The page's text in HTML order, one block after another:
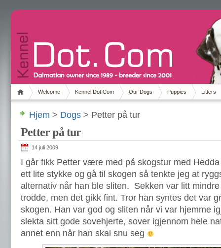
Welcome Kennel Dot.Com Our Dogs Puppies Litters
Hjem > Dogs > Petter på tur
Petter på tur
14 juli 2009
I går fikk Petter være med på skogstur med
ett lite stykke og gå til skogen så tenkte jeg at
alternativ når han ble sliten. Sekken var litt
trodde, men det gikk fint. Tror han syntes det var
skogen. Han var god og sliten når vi var hjemme
slekta sitt gode sovehjerte, sover igjennom hele
annet enn når han skal snu seg